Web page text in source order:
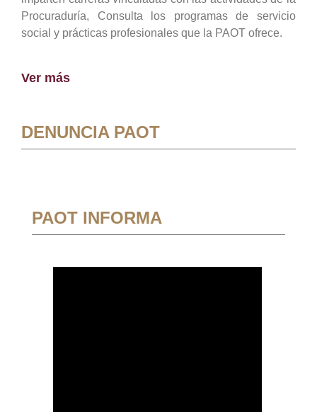
Procuraduría, Consulta los programas de servicio
social y prácticas profesionales que la PAOT ofrece.
Ver más
DENUNCIA PAOT
PAOT INFORMA